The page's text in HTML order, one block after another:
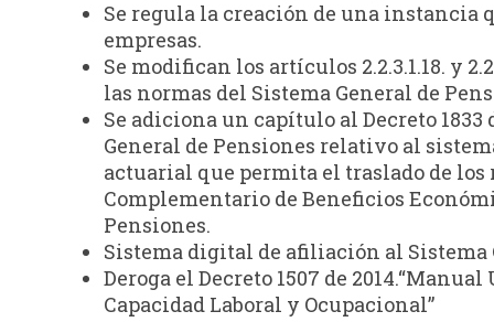
Se regula la creación de una instancia
empresas.
Se modifican los artículos 2.2.3.1.18. y
las normas del Sistema General de
Se adiciona un capítulo al Decreto
General de Pensiones relativo al
actuarial que permita el traslado de
Complementario de Beneficios
Pensiones.
Sistema digital de afiliación al Sistema
Deroga el Decreto 1507 de
Capacidad Laboral y Ocupacional”